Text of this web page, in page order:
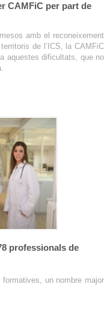
CAMFiC per part de
amb el reconeixement
de l’ICS, la CAMFiC
aquestes dificultats, que no
professionals de
un nombre major